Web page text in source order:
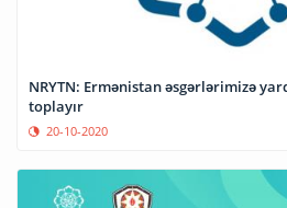
NRYTN: Ermənistan əsgərlərimizə
toplayır
20-10-2020